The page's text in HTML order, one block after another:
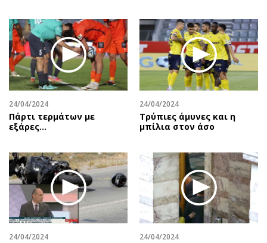
24/04/2024
Πάρτι τερμάτων με
εξάρες...
24/04/2024
Τρύπιες άμυνες και η
μπίλια στον άσο
24/04/2024 24/04/2024